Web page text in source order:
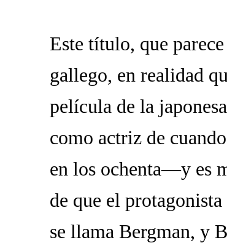
Este título, que
gallego, en realidad
película de la
como actriz de
en los ochenta—y es
de que el
se llama Bergman, y